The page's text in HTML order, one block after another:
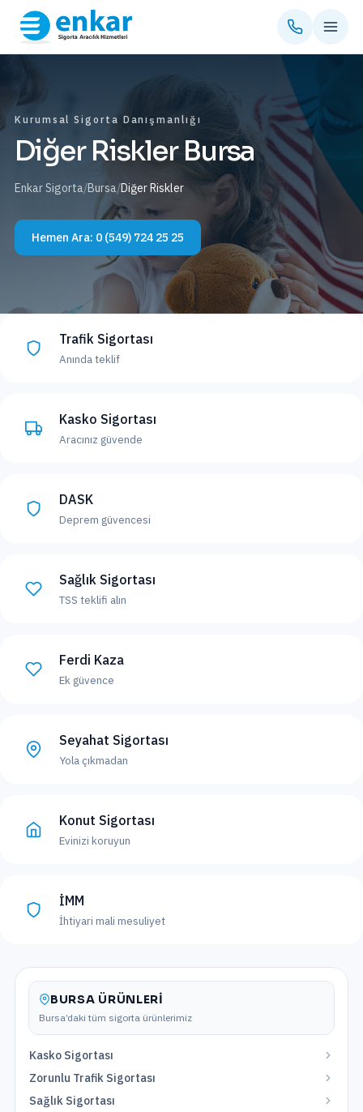
Kurumsal Sigorta Danışmanlığı
Diğer Riskler Bursa
Enkar Sigorta/Bursa/Diğer Riskler
Hemen Ara: 0 (549) 724 25 25
Trafik Sigortası
Anında teklif
Kasko Sigortası
Aracınız güvende
DASK
Deprem güvencesi
Sağlık Sigortası
TSS teklifi alın
Ferdi Kaza
Ek güvence
Seyahat Sigortası
Yola çıkmadan
Konut Sigortası
Evinizi koruyun
İMM
İhtiyari mali mesuliyet
BURSA ÜRÜNLERI
Bursa’daki tüm sigorta ürünlerimiz
Kasko Sigortası
Zorunlu Trafik Sigortası
Sağlık Sigortası